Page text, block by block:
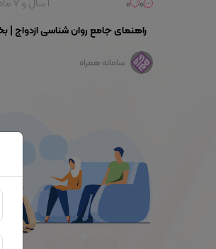
راهنمای جامع روان‌ شناسی ازدواج
سامانه همراه